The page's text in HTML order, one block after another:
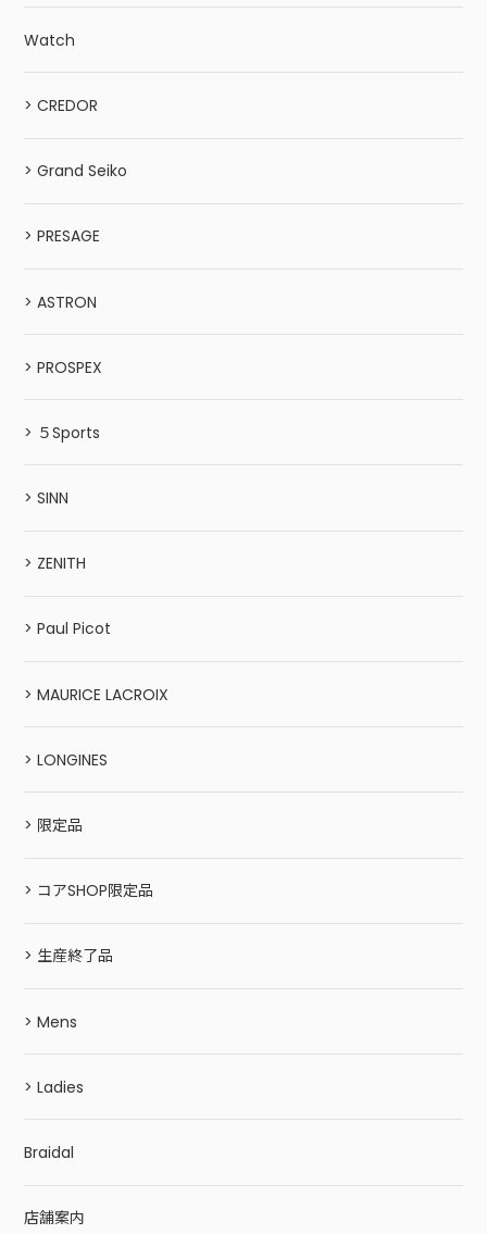
Watch
> CREDOR
> Grand Seiko
> PRESAGE
> ASTRON
> PROSPEX
> ５Sports
> SINN
> ZENITH
> Paul Picot
> MAURICE LACROIX
> LONGINES
> 限定品
> コアSHOP限定品
> 生産終了品
> Mens
> Ladies
Braidal
店舗案内